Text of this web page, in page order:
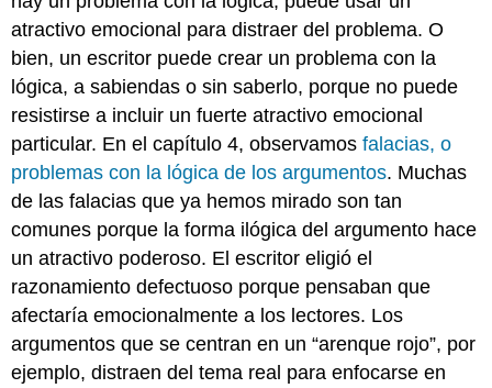
atractivo emocional para distraer del problema. O
bien, un escritor puede crear un problema con la
lógica, a sabiendas o sin saberlo, porque no puede
resistirse a incluir un fuerte atractivo emocional
particular. En el capítulo 4, observamosfalacias, o
problemas con la lógica de los argumentos. Muchas
de las falacias que ya hemos mirado son tan
comunes porque la forma ilógica del argumento hace
un atractivo poderoso. El escritor eligió el
razonamiento defectuoso porque pensaban que
afectaría emocionalmente a los lectores. Los
argumentos que se centran en un “arenque rojo”, por
ejemplo, distraen del tema real para enfocarse en